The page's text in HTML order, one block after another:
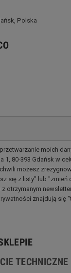
Polska
moich
1, 80-393 Gdańsk w
możesz
się z listy" lub "zmień
otrzymanym
znajdują się "
TECHNICZNE